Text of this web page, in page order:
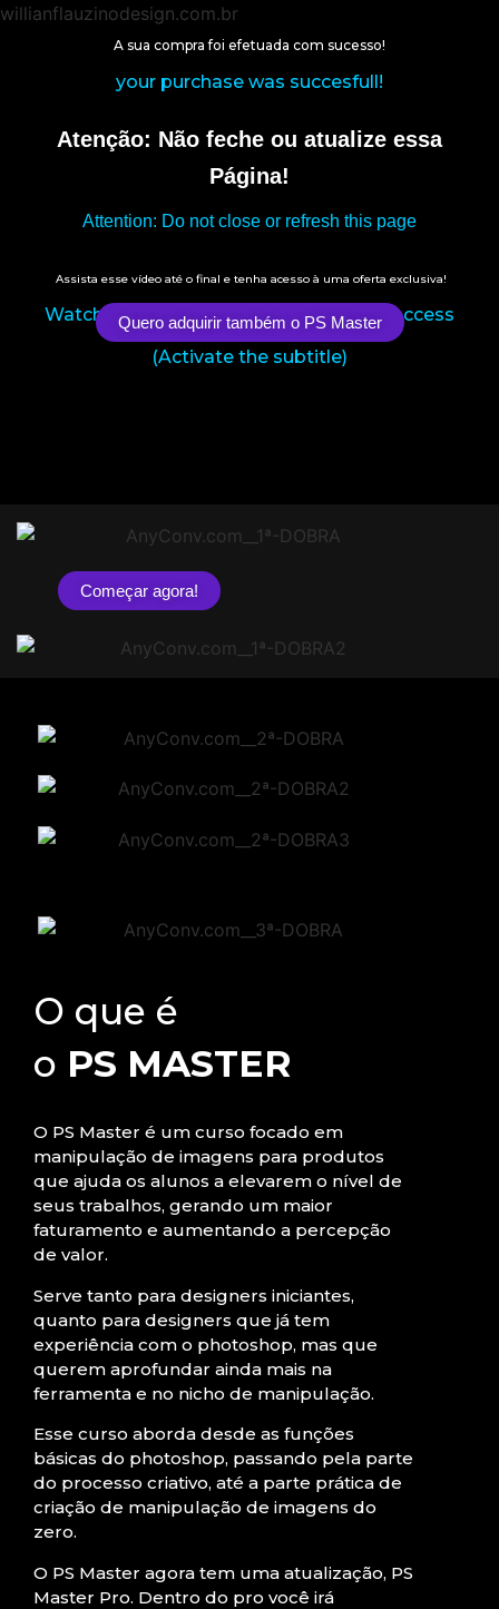
willianflauzinodesign.com.br
A sua compra foi efetuada com sucesso!
your purchase was succesfull!
Atenção: Não feche ou atualize essa
Página!
Attention: Do not close or refresh this page
Assista esse vídeo até o final e tenha acesso à uma oferta exclusiva!
Watch this video until the end and get access
to an exclusive offer
(Activate the subtitle)
Quero adquirir também o PS Master
Começar agora!
O que é
o PS MASTER
O PS Master é um curso focado em
manipulação de imagens para produtos
que ajuda os alunos a elevarem o nível de
seus trabalhos, gerando um maior
faturamento e aumentando a percepção
de valor.
Serve tanto para designers iniciantes,
quanto para designers que já tem
experiência com o photoshop, mas que
querem aprofundar ainda mais na
ferramenta e no nicho de manipulação.
Esse curso aborda desde as funções
básicas do photoshop, passando pela parte
do processo criativo, até a parte prática de
criação de manipulação de imagens do
zero.
O PS Master agora tem uma atualização, PS
Master Pro. Dentro do pro você irá